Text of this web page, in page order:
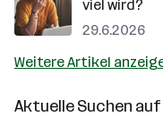
viel wird?
29.6.2026
Weitere Artikel
Aktuelle Suchen auf